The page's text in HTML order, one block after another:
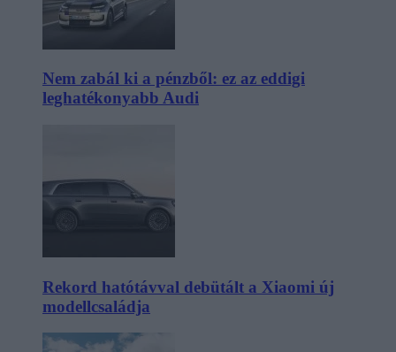
Nem zabál ki a pénzből: ez az eddigi
leghatékonyabb Audi
Rekord hatótávval debütált a Xiaomi új
modellcsaládja